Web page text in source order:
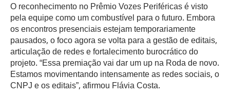
O reconhecimento no Prêmio Vozes Periféricas é visto
pela equipe como um combustível para o futuro. Embora
os encontros presenciais estejam temporariamente
pausados, o foco agora se volta para a gestão de editais,
articulação de redes e fortalecimento burocrático do
projeto. “Essa premiação vai dar um up na Roda de novo.
Estamos movimentando intensamente as redes sociais, o
CNPJ e os editais”, afirmou Flávia Costa.